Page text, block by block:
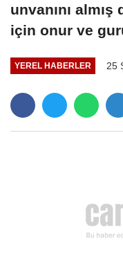
unvanını
için onur ve
YEREL HABERLER 25